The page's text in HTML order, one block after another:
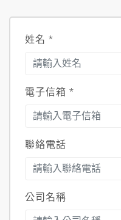
姓名 *
電子信箱 *
聯絡電話
公司名稱